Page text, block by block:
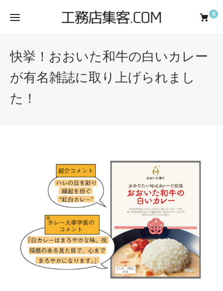
0
快挙！おおいた和牛の白いカレー
が有名雑誌に取り上げられまし
た！